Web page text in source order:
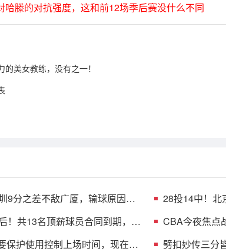
哈滕的对抗强度，这和前12场季后赛没什么不同
的美女教练，没有之一！
9分之差不敌广厦，输球原因曝
28投14中！北
！共13名顶薪球员合同到期，多
CBA今夜焦点
保护使用控制上场时间，现在不
劈扣妙传三分